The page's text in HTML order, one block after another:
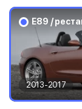
E89 /
2013-2017